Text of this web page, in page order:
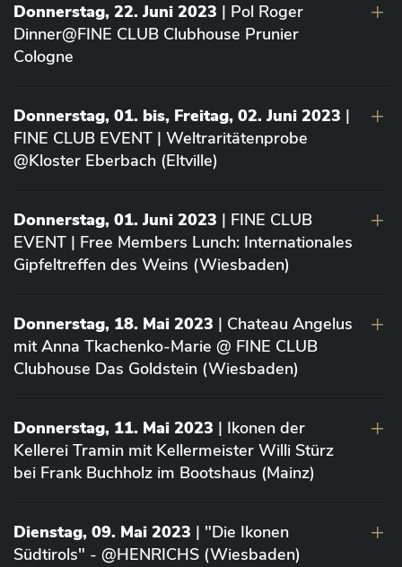
Donnerstag, 22. Juni 2023 | Pol Roger
Dinner@FINE CLUB Clubhouse Prunier
Cologne
Donnerstag, 01. bis, Freitag, 02. Juni 2023 |
FINE CLUB EVENT | Weltraritätenprobe
@Kloster Eberbach (Eltville)
Donnerstag, 01. Juni 2023 | FINE CLUB
EVENT | Free Members Lunch: Internationales
Gipfeltreffen des Weins (Wiesbaden)
Donnerstag, 18. Mai 2023 | Chateau Angelus
mit Anna Tkachenko-Marie @ FINE CLUB
Clubhouse Das Goldstein (Wiesbaden)
Donnerstag, 11. Mai 2023 | Ikonen der
Kellerei Tramin mit Kellermeister Willi Stürz
bei Frank Buchholz im Bootshaus (Mainz)
Dienstag, 09. Mai 2023 | "Die Ikonen
Südtirols" - @HENRICHS (Wiesbaden)